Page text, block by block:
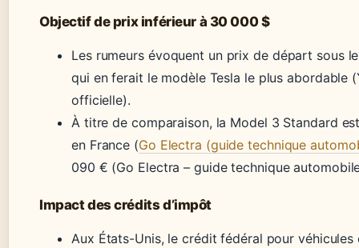
Objectif de prix inférieur à 30 000 $
Les rumeurs évoquent un prix de départ sous
qui en ferait le modèle Tesla le plus abordable
officielle).
À titre de comparaison, la Model 3 Standard
en France (Go Electra (guide technique
090 € (Go Electra – guide technique
Impact des crédits d’impôt
Aux États-Unis, le crédit fédéral pour